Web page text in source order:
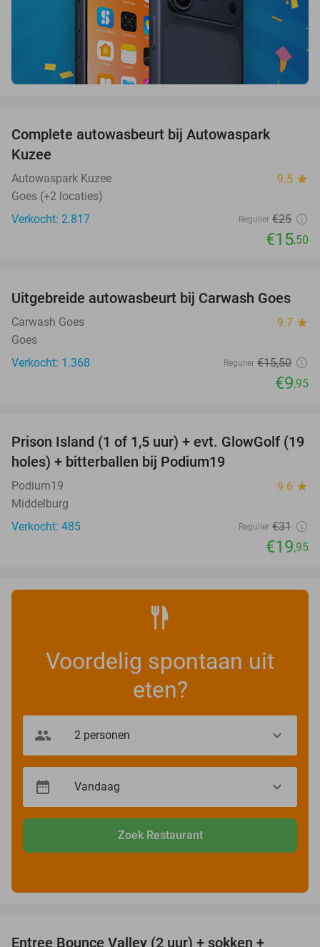
Complete autowasbeurt bij Autowaspark
Kuzee
Autowaspark Kuzee 9.5 star
Goes (+2 locaties)
Verkocht: 2.817
Regulier €25
€15,50
36%
Uitgebreide autowasbeurt bij Carwash Goes
Carwash Goes 9.7 star
Goes
Verkocht: 1.368
Regulier €15,50
€9,95
36%
Prison Island (1 of 1,5 uur) + evt. GlowGolf (19
holes) + bitterballen bij Podium19
Podium19 9.6 star
Middelburg
Verkocht: 485
Regulier €31
€19,95
Voordelig spontaan uit
eten?
Zoek Restaurant
Entree Bounce Valley (2 uur) + sokken +